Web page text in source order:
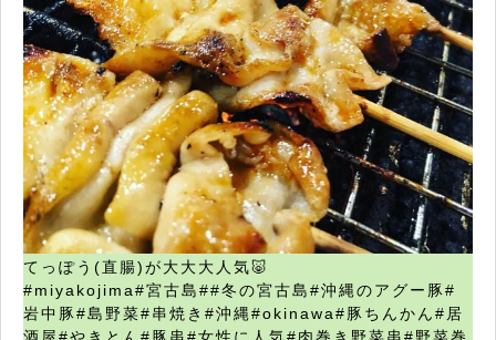
てっぽう(直腸)が大大大人気🐷
#miyakojima#宮古島##冬の宮古島#沖縄のアグー豚#
岩中豚#島野菜#串焼き#沖縄#okinawa#豚ちんかん#居